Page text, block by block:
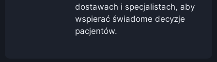
dostawach i specjalistach, aby
wspierać świadome decyzje
pacjentów.